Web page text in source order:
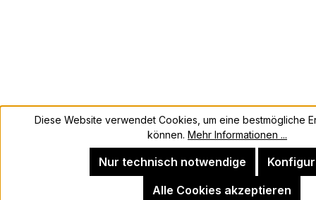
Diese Website verwendet Cookies, um eine bestmögliche
können. Mehr Informationen ...
Nur technisch notwendige
Alle Cookies akzeptieren